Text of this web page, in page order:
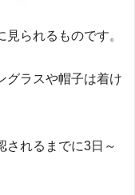
られるものです。
グラスや帽子は着け
されるまでに3日～